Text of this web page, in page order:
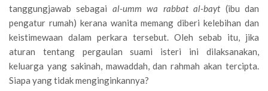
tanggungjawab sebagai al-umm wa rabbat al-bayt (ibu dan
pengatur rumah) kerana wanita memang diberi kelebihan dan
keistimewaan dalam perkara tersebut. Oleh sebab itu, jika
aturan tentang pergaulan suami isteri ini dilaksanakan,
keluarga yang sakinah, mawaddah, dan rahmah akan tercipta.
Siapa yang tidak menginginkannya?